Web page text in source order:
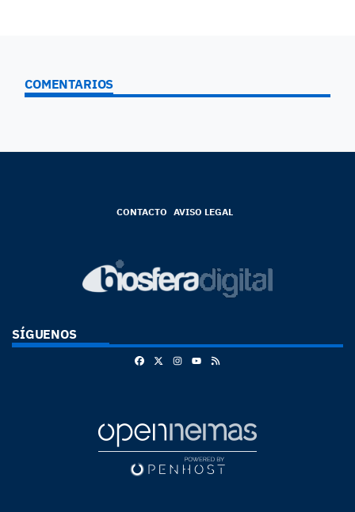
COMENTARIOS
CONTACTO AVISO LEGAL
SÍGUENOS
FacebookInstagram